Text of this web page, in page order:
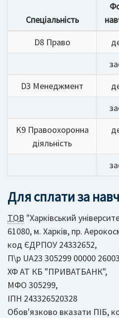
Спеціальність
D8 Право
D3 Менеджмент
K9 Правоохоронна
діяльність
Для сплати за
ТОВ "Харківський
61080, м. Харків, пр.
код ЄДРПОУ 24332652,
П\р UA23 305299 00000
ХФ АТ КБ "ПРИВАТБАНК",
МФО 305299,
ІПН 243326520328
Обов'язково вказати ПІБ,